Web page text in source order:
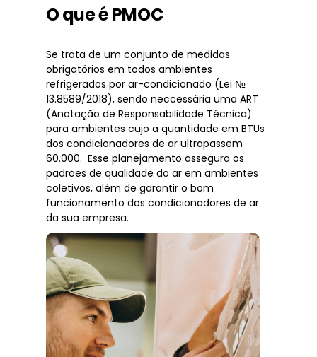
O que é PMOC
Se trata de um conjunto de medidas
obrigatórios em todos ambientes
refrigerados por ar-condicionado (Lei №
13.8589/2018), sendo neccessária uma ART
(Anotação de Responsabilidade Técnica)
para ambientes cujo a quantidade em BTUs
dos condicionadores de ar ultrapassem
60.000. Esse planejamento assegura os
padrões de qualidade do ar em ambientes
coletivos, além de garantir o bom
funcionamento dos condicionadores de ar
da sua empresa.